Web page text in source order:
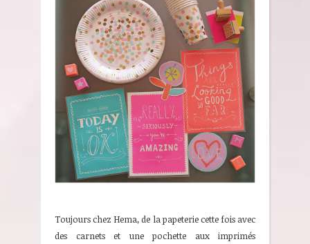
Toujours chez Hema, de la papeterie cette fois avec
des carnets et une pochette aux imprimés